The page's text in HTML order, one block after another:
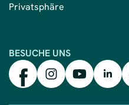
BESUCHE UNS
mkk auf Facebook
mkk auf Instagram
mkk aufmkk
Privatsphäre